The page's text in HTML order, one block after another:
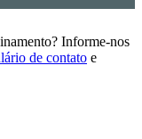
Informe-nos
de contato e